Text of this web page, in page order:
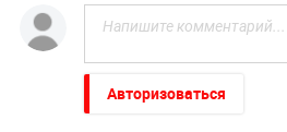
Авторизоваться